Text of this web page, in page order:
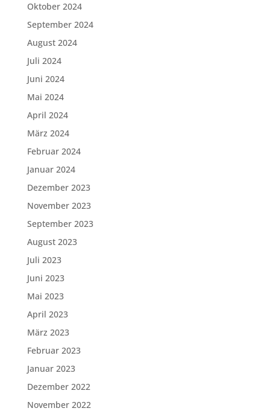
Oktober 2024
September 2024
August 2024
Juli 2024
Juni 2024
Mai 2024
April 2024
März 2024
Februar 2024
Januar 2024
Dezember 2023
November 2023
September 2023
August 2023
Juli 2023
Juni 2023
Mai 2023
April 2023
März 2023
Februar 2023
Januar 2023
Dezember 2022
November 2022